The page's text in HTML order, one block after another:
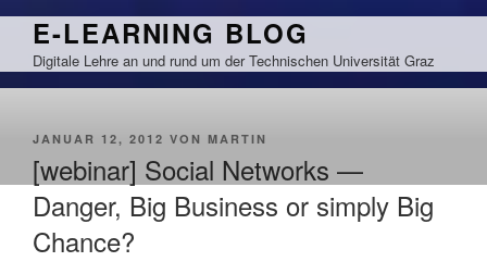
Zum
springen
E-LEARNING BLOG
Digitale Lehre an und rund um der Technischen Universität Graz
VERÖFFENTLICHT
JANUAR 12, 2012 VON MARTIN
[webinar] Social Networks —
Danger, Big Business or simply Big
Chance?